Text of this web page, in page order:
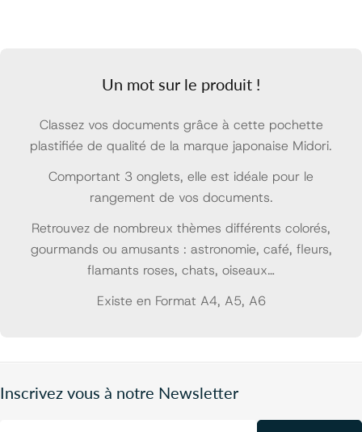
Un mot sur le produit !
Classez vos documents grâce à cette pochette
plastifiée de qualité de la marque japonaise Midori.
Comportant 3 onglets, elle est idéale pour le
rangement de vos documents.
Retrouvez de nombreux thèmes différents colorés,
gourmands ou amusants : astronomie, café, fleurs,
flamants roses, chats, oiseaux…
Existe en Format A4, A5, A6
Inscrivez vous à notre Newsletter